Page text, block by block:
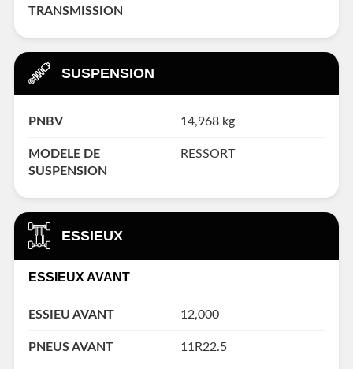
TRANSMISSION
SUSPENSION
PNBV 14,968 kg
MODELE DE
SUSPENSION
RESSORT
ESSIEUX
ESSIEUX AVANT
ESSIEU AVANT 12,000
PNEUS AVANT 11R22.5